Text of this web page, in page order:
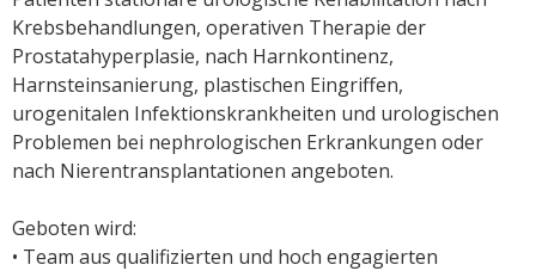
Krebsbehandlungen, operativen Therapie der
Prostatahyperplasie, nach Harnkontinenz,
Harnsteinsanierung, plastischen Eingriffen,
urogenitalen Infektionskrankheiten und urologischen
Problemen bei nephrologischen Erkrankungen oder
nach Nierentransplantationen angeboten.
Geboten wird:
• Team aus qualifizierten und hoch engagierten